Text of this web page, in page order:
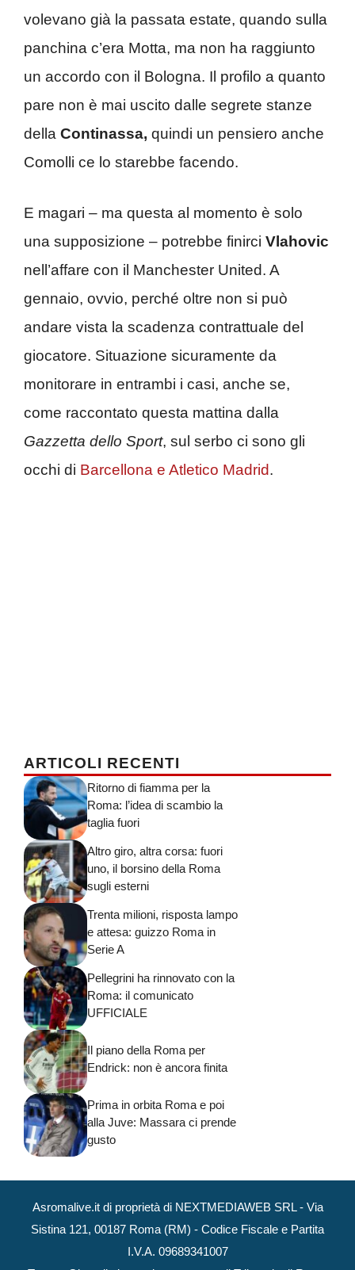
volevano già la passata estate, quando sulla
panchina c’era Motta, ma non ha raggiunto
un accordo con il Bologna. Il profilo a quanto
pare non è mai uscito dalle segrete stanze
della Continassa, quindi un pensiero anche
Comolli ce lo starebbe facendo.
E magari – ma questa al momento è solo
una supposizione – potrebbe finirci Vlahovic
nell’affare con il Manchester United. A
gennaio, ovvio, perché oltre non si può
andare vista la scadenza contrattuale del
giocatore. Situazione sicuramente da
monitorare in entrambi i casi, anche se,
come raccontato questa mattina dalla
Gazzetta dello Sport, sul serbo ci sono gli
occhi di Barcellona e Atletico Madrid.
ARTICOLI RECENTI
Ritorno di fiamma per la
Roma: l’idea di scambio la
taglia fuori
Altro giro, altra corsa: fuori
uno, il borsino della Roma
sugli esterni
Trenta milioni, risposta lampo
e attesa: guizzo Roma in
Serie A
Pellegrini ha rinnovato con la
Roma: il comunicato
UFFICIALE
Il piano della Roma per
Endrick: non è ancora finita
Prima in orbita Roma e poi
alla Juve: Massara ci prende
gusto
Asromalive.it di proprietà di NEXTMEDIAWEB SRL - Via
Sistina 121, 00187 Roma (RM) - Codice Fiscale e Partita
I.V.A. 09689341007